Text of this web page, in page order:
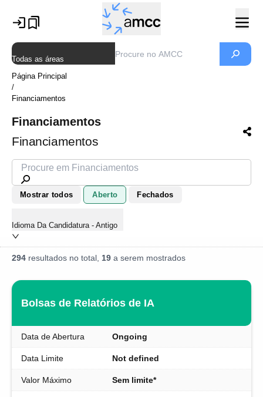
Todas as áreas
Página Principal
/
Financiamentos
Financiamentos
Financiamentos
Mostrar todos Aberto Fechados
Idioma Da Candidatura - Antigo
294 resultados no total, 19 a serem mostrados
Bolsas de Relatórios de IA
Data de Abertura Ongoing
Data Limite Not defined
Valor Máximo Sem limite*